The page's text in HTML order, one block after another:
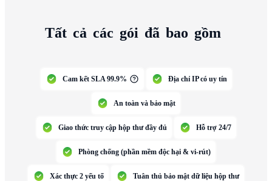
Tất cả các gói đã bao gồm
Cam kết SLA 99.9% Địa chỉ IP có uy tín
An toàn và bảo mật
Giao thức truy cập hộp thư đầy đủ Hỗ trợ 24/7
Phòng chống (phần mềm độc hại & vi-rút)
Xác thực 2 yếu tố Tuân thủ bảo mật dữ liệu hộp thư